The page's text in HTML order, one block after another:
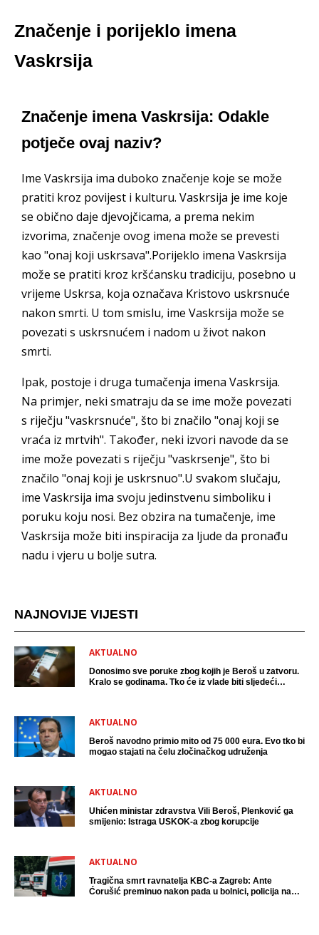
Značenje i porijeklo imena
Vaskrsija
Značenje imena Vaskrsija: Odakle
potječe ovaj naziv?
Ime Vaskrsija ima duboko značenje koje se može
pratiti kroz povijest i kulturu. Vaskrsija je ime koje
se obično daje djevojčicama, a prema nekim
izvorima, značenje ovog imena može se prevesti
kao "onaj koji uskrsava".Porijeklo imena Vaskrsija
može se pratiti kroz kršćansku tradiciju, posebno u
vrijeme Uskrsa, koja označava Kristovo uskrsnuće
nakon smrti. U tom smislu, ime Vaskrsija može se
povezati s uskrsnućem i nadom u život nakon
smrti.
Ipak, postoje i druga tumačenja imena Vaskrsija.
Na primjer, neki smatraju da se ime može povezati
s riječju "vaskrsnuće", što bi značilo "onaj koji se
vraća iz mrtvih". Također, neki izvori navode da se
ime može povezati s riječju "vaskrsenje", što bi
značilo "onaj koji je uskrsnuo".U svakom slučaju,
ime Vaskrsija ima svoju jedinstvenu simboliku i
poruku koju nosi. Bez obzira na tumačenje, ime
Vaskrsija može biti inspiracija za ljude da pronađu
nadu i vjeru u bolje sutra.
NAJNOVIJE VIJESTI
AKTUALNO
Donosimo sve poruke zbog kojih je Beroš u zatvoru.
Kralo se godinama. Tko će iz vlade biti sljedeći
AKTUALNO
Beroš navodno primio mito od 75 000 eura. Evo tko bi
mogao stajati na čelu zločinačkog udruženja
AKTUALNO
Uhićen ministar zdravstva Vili Beroš, Plenković ga
smijenio: Istraga USKOK-a zbog korupcije
AKTUALNO
Tragična smrt ravnatelja KBC-a Zagreb: Ante
Ćorušić preminuo nakon pada u bolnici, policija na